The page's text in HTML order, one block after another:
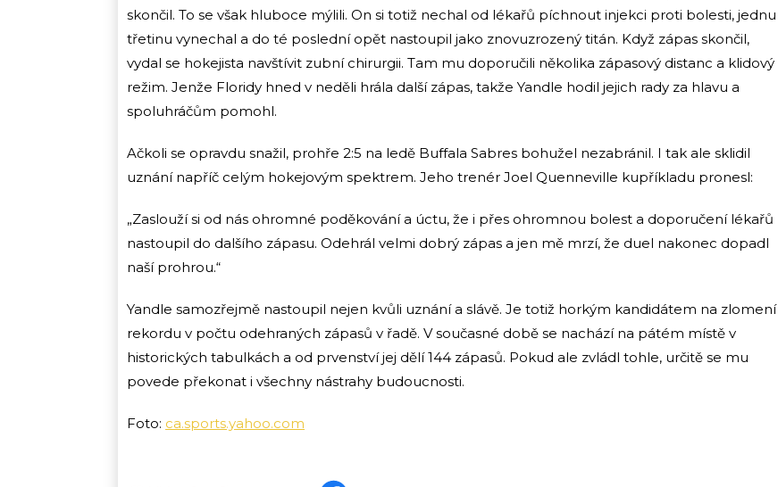
skončil. To se však hluboce mýlili. On si totiž nechal od lékařů píchnout injekci proti bolesti, jednu
třetinu vynechal a do té poslední opět nastoupil jako znovuzrozený titán. Když zápas skončil,
vydal se hokejista navštívit zubní chirurgii. Tam mu doporučili několika zápasový distanc a klidový
režim. Jenže Floridy hned v neděli hrála další zápas, takže Yandle hodil jejich rady za hlavu a
spoluhráčům pomohl.
Ačkoli se opravdu snažil, prohře 2:5 na ledě Buffala Sabres bohužel nezabránil. I tak ale sklidil
uznání napříč celým hokejovým spektrem. Jeho trenér Joel Quenneville kupříkladu pronesl:
„Zaslouží si od nás ohromné poděkování a úctu, že i přes ohromnou bolest a doporučení lékařů
nastoupil do dalšího zápasu. Odehrál velmi dobrý zápas a jen mě mrzí, že duel nakonec dopadl
naší prohrou.“
Yandle samozřejmě nastoupil nejen kvůli uznání a slávě. Je totiž horkým kandidátem na zlomení
rekordu v počtu odehraných zápasů v řadě. V současné době se nachází na pátém místě v
historických tabulkách a od prvenství jej dělí 144 zápasů. Pokud ale zvládl tohle, určitě se mu
povede překonat i všechny nástrahy budoucnosti.
Foto: ca.sports.yahoo.com